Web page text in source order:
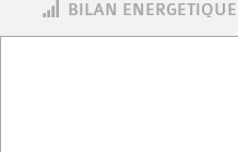
BILAN ENERGETIQUE